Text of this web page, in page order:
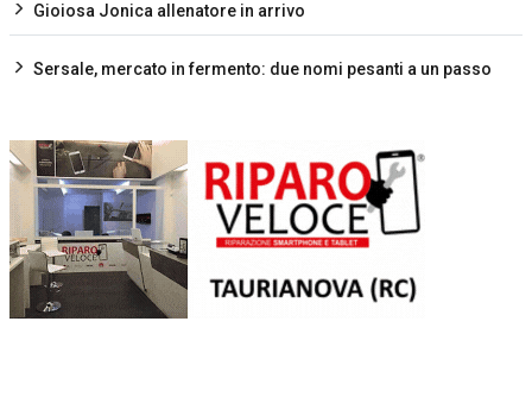
Gioiosa Jonica allenatore in arrivo
Sersale, mercato in fermento: due nomi pesanti a un passo